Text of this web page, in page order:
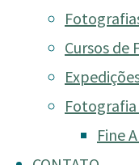
Cursos de
Fine
BLOG Flora/FOTOS/
Leia mais
de-